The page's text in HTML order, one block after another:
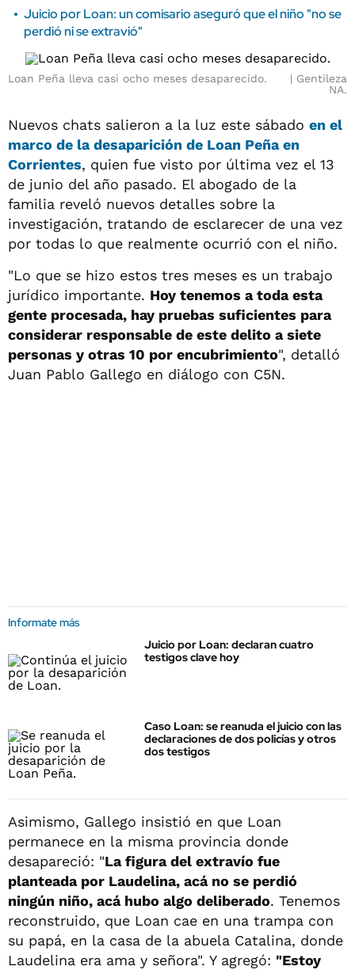
Juicio por Loan: un comisario aseguró que el niño "no se
perdió ni se extravió"
Loan Peña lleva casi ocho meses desaparecido.
Gentileza
NA.
Nuevos chats salieron a la luz este sábado en el
marco de la desaparición de Loan Peña en
Corrientes, quien fue visto por última vez el 13
de junio del año pasado. El abogado de la
familia reveló nuevos detalles sobre la
investigación, tratando de esclarecer de una vez
por todas lo que realmente ocurrió con el niño.
"Lo que se hizo estos tres meses es un trabajo
jurídico importante. Hoy tenemos a toda esta
gente procesada, hay pruebas suficientes para
considerar responsable de este delito a siete
personas y otras 10 por encubrimiento", detalló
Juan Pablo Gallego en diálogo con C5N.
Informate más
Juicio por Loan: declaran cuatro
testigos clave hoy
Caso Loan: se reanuda el juicio con las
declaraciones de dos policías y otros
dos testigos
Asimismo, Gallego insistió en que Loan
permanece en la misma provincia donde
desapareció: "La figura del extravío fue
planteada por Laudelina, acá no se perdió
ningún niño, acá hubo algo deliberado. Tenemos
reconstruido, que Loan cae en una trampa con
su papá, en la casa de la abuela Catalina, donde
Laudelina era ama y señora". Y agregó: "Estoy